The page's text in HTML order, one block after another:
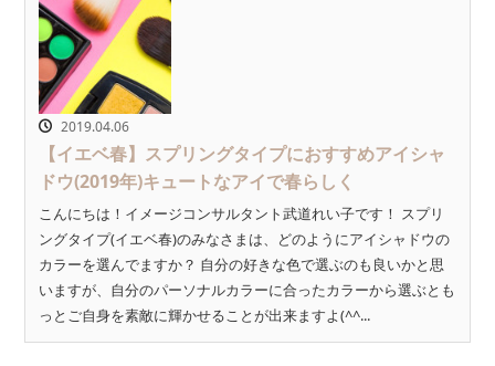
2019.04.06
【イエベ春】スプリングタイプにおすすめアイシャ
ドウ(2019年)キュートなアイで春らしく
こんにちは！イメージコンサルタント武道れい子です！ スプリ
ングタイプ(イエベ春)のみなさまは、どのようにアイシャドウの
カラーを選んでますか？ 自分の好きな色で選ぶのも良いかと思
いますが、自分のパーソナルカラーに合ったカラーから選ぶとも
っとご自身を素敵に輝かせることが出来ますよ(^^...